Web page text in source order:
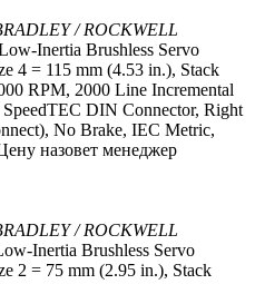
/ ROCKWELL
Inertia Brushless Servo
4 = 115 mm (4.53 in.), Stack
RPM, 2000 Line Incremental
DIN Connector, Right
No Brake, IEC Metric,
назовет менеджер
/ ROCKWELL
Inertia Brushless Servo
2 = 75 mm (2.95 in.), Stack